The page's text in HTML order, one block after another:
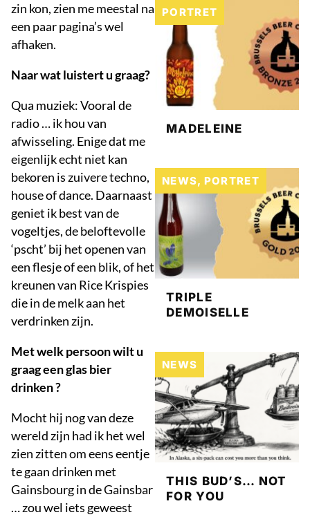
zin kon, zien me meestal na
een paar pagina’s wel
afhaken.
Naar wat luistert u graag?
Qua muziek: Vooral de
radio … ik hou van
afwisseling. Enige dat me
eigenlijk echt niet kan
bekoren is zuivere techno,
house of dance. Daarnaast
geniet ik best van de
vogeltjes, de beloftevolle
‘pscht’ bij het openen van
een flesje of een blik, of het
kreunen van Rice Krispies
die in de melk aan het
verdrinken zijn.
Met welk persoon wilt u
graag een glas bier
drinken ?
Mocht hij nog van deze
wereld zijn had ik het wel
zien zitten om eens eentje
te gaan drinken met
Gainsbourg in de Gainsbar
… zou wel iets geweest
PORTRET
MADELEINE
NEWS, PORTRET
TRIPLE
DEMOISELLE
NEWS
THIS BUD’S… NOT
FOR YOU